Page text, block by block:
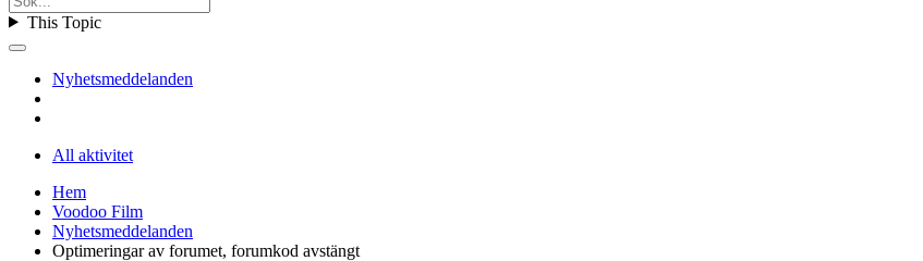
This Topic
Nyhetsmeddelanden
All aktivitet
Hem
Voodoo Film
Nyhetsmeddelanden
Optimeringar av forumet, forumkod avstängt